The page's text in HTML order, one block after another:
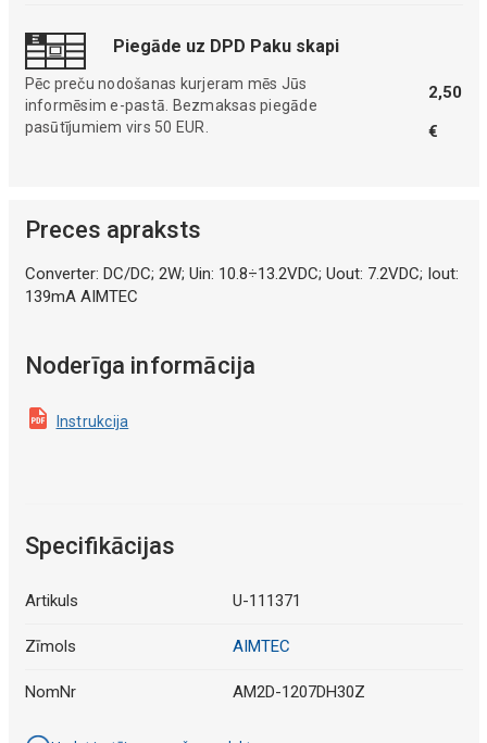
Piegāde uz DPD Paku skapi
Pēc preču nodošanas kurjeram mēs Jūs
informēsim e-pastā. Bezmaksas piegāde
pasūtījumiem virs 50 EUR.
2,50
€
Preces apraksts
Converter: DC/DC; 2W; Uin: 10.8÷13.2VDC; Uout: 7.2VDC; Iout:
139mA AIMTEC
Noderīga informācija
Instrukcija
Specifikācijas
Artikuls U-111371
Zīmols AIMTEC
NomNr AM2D-1207DH30Z